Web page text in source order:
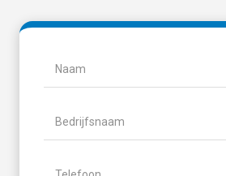
Naam
Bedrijfsnaam
Telefoon